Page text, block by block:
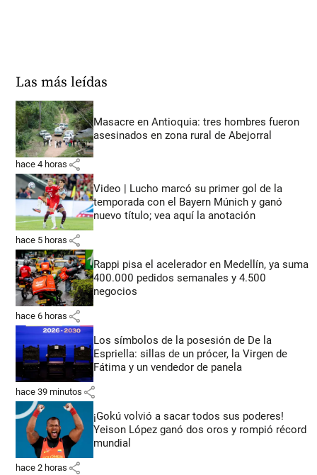
Las más leídas
Masacre en Antioquia: tres hombres fueron
asesinados en zona rural de Abejorral
hace 4 horas share
Video | Lucho marcó su primer gol de la
temporada con el Bayern Múnich y ganó
nuevo título; vea aquí la anotación
hace 5 horas share
Rappi pisa el acelerador en Medellín, ya suma
400.000 pedidos semanales y 4.500
negocios
hace 6 horas share
Los símbolos de la posesión de De la
Espriella: sillas de un prócer, la Virgen de
Fátima y un vendedor de panela
hace 39 minutos share
¡Gokú volvió a sacar todos sus poderes!
Yeison López ganó dos oros y rompió récord
mundial
hace 2 horas share